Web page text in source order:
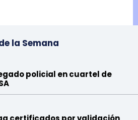
la Semana
policial en cuartel de